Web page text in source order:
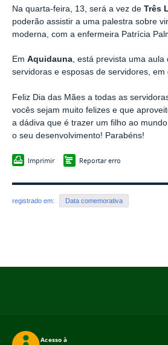
Na quarta-feira, 13, será a vez de Três
poderão assistir a uma palestra sobre
moderna, com a enfermeira Patrícia
Em Aquidauna, está prevista uma aula
servidoras e esposas de servidores, em
Feliz Dia das Mães a todas as
vocês sejam muito felizes e que
a dádiva que é trazer um filho ao
o seu desenvolvimento! Parabéns!
Imprimir Reportar erro
registrado em: Data comemorativa